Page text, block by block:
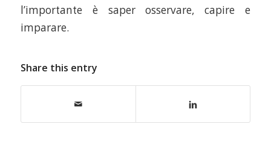
l’importante è saper osservare, capire e
imparare.
Share this entry